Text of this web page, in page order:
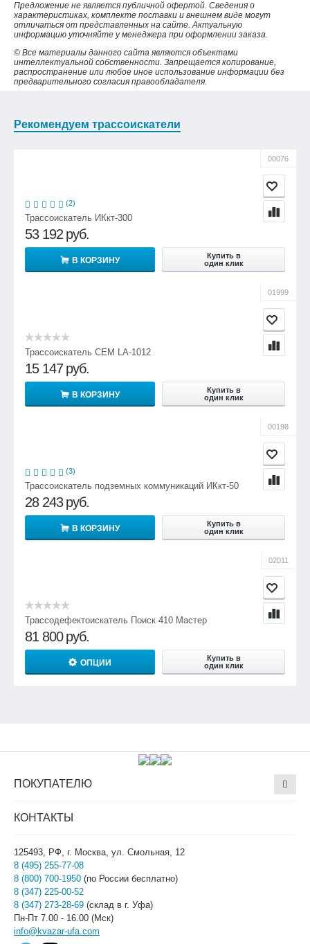
Предложение не является публичной офертой. Сведения о
характеристиках, комплекте поставки и внешнем виде могут
отличаться от представленных на сайте. Актуальную
информацию уточняйте у менеджера при оформлении заказа.
© Все материалы данного сайта являются объектами
интеллектуальной собственности. Запрещается копирование,
распространение или любое иное использование информации без
предварительного согласия правообладателя.
Рекомендуем трассоискатели
00076
(2)
Трассоискатель ИКкт-300
53 192 руб.
В КОРЗИНУ
Купить в
один клик
01999
Трассоискатель CEM LA-1012
15 147 руб.
В КОРЗИНУ
Купить в
один клик
00198
(3)
Трассоискатель подземных коммуникаций ИКкт-50
28 243 руб.
В КОРЗИНУ
Купить в
один клик
02011
Трассодефектоискатель Поиск 410 Мастер
81 800 руб.
ОПЦИИ
Купить в
один клик
ПОКУПАТЕЛЮ
КОНТАКТЫ
125493, РФ, г. Москва, ул. Смольная, 12
8 (495) 255-77-08
8 (800) 700-1950 (по России бесплатно)
8 (347) 225-00-52
8 (347) 273-28-69 (склад в г. Уфа)
Пн-Пт 7.00 - 16.00 (Мск)
info@kvazar-ufa.com